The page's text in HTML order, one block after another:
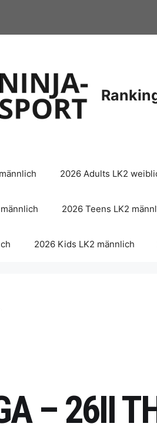
2026 Adults LK2
2026 Teens LK2
2026 Kids LK2 männlich
– 26II